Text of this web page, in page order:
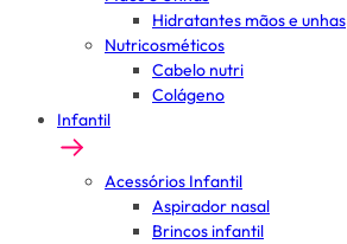
Hidratantes mãos e unhas
Nutricosméticos
Cabelo nutri
Colágeno
Infantil
Acessórios Infantil
Aspirador nasal
Brincos infantil